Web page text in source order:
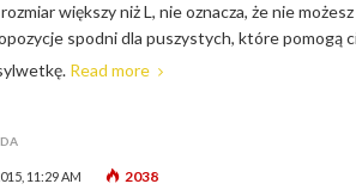
większy niż L, nie oznacza, że nie
spodni dla puszystych, które pomogą
Read more
11:29 AM 2038